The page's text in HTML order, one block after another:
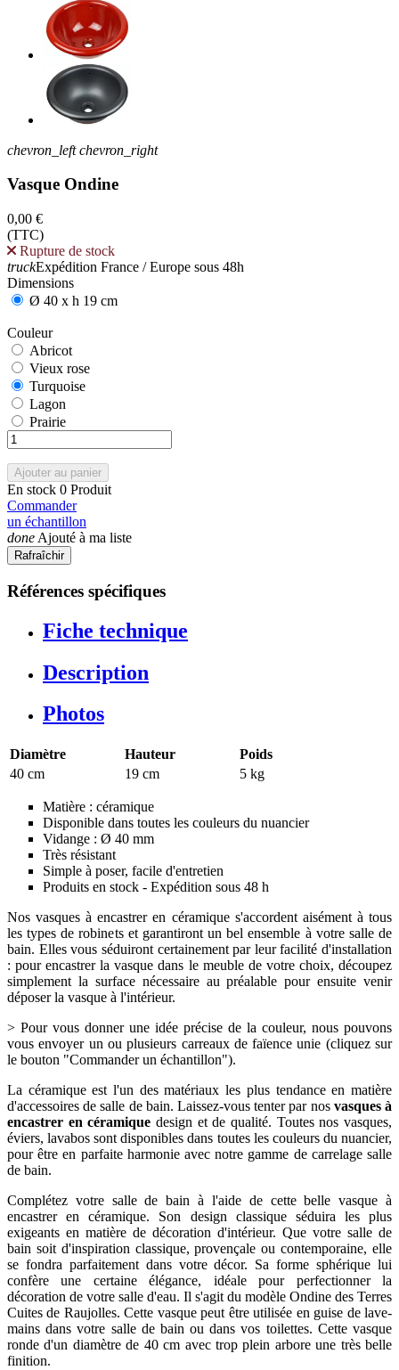
chevron_left chevron_right
Vasque Ondine
0,00 €
(TTC)
Rupture de stock
truckExpédition France / Europe sous 48h
Dimensions
Ø 40 x h 19 cm
Couleur
Abricot
Abricot
Vieux rose
Vieux rose
Turquoise
Turquoise
Lagon
Lagon
Prairie
Prairie
Ajouter au panier
En stock 0 Produit
Commander
un échantillon
done Ajouté à ma liste
Références spécifiques
Fiche technique
Description
Photos
Diamètre Hauteur
Poids
40 cm
19 cm 5 kg
Matière : céramique
Disponible dans toutes les couleurs du nuancier
Vidange : Ø 40 mm
Très résistant
Simple à poser, facile d'entretien
Produits en stock - Expédition sous 48 h
Nos vasques à encastrer en céramique s'accordent aisément à tous
les types de robinets et garantiront un bel ensemble à votre salle de
bain. Elles vous séduiront certainement par leur facilité d'installation
: pour encastrer la vasque dans le meuble de votre choix, découpez
simplement la surface nécessaire au préalable pour ensuite venir
déposer la vasque à l'intérieur.
> Pour vous donner une idée précise de la couleur, nous pouvons
vous envoyer un ou plusieurs carreaux de faïence unie (cliquez sur
le bouton "Commander un échantillon").
La céramique est l'un des matériaux les plus tendance en matière
d'accessoires de salle de bain. Laissez-vous tenter par nos vasques à
encastrer en céramique design et de qualité. Toutes nos vasques,
éviers, lavabos sont disponibles dans toutes les couleurs du nuancier,
pour être en parfaite harmonie avec notre gamme de carrelage salle
de bain.
Complétez votre salle de bain à l'aide de cette belle vasque à
encastrer en céramique. Son design classique séduira les plus
exigeants en matière de décoration d'intérieur. Que votre salle de
bain soit d'inspiration classique, provençale ou contemporaine, elle
se fondra parfaitement dans votre décor. Sa forme sphérique lui
confère une certaine élégance, idéale pour perfectionner la
décoration de votre salle d'eau. Il s'agit du modèle Ondine des Terres
Cuites de Raujolles. Cette vasque peut être utilisée en guise de lave-
mains dans votre salle de bain ou dans vos toilettes. Cette vasque
ronde d'un diamètre de 40 cm avec trop plein arbore une très belle
finition.